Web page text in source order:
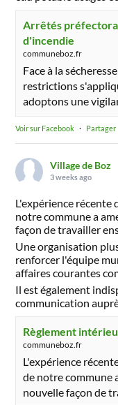
Arrêtés
d'incendie
communeboz.fr
Face à la
restrictions
adoptons une
Voir sur Facebook · Partager
Village de Boz
3 weeks ago
L'expérience récente
notre commune a
façon de travailler
Une organisation
renforcer l'équipe
affaires courantes
Il est également
communication
Règlement
communeboz.fr
L'expérience
de notre commune
nouvelle façon de